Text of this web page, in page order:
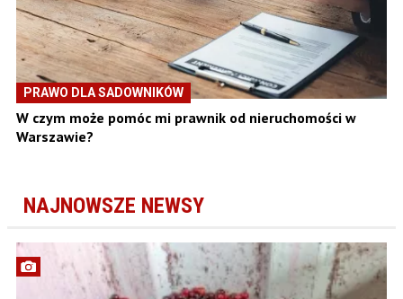
PRAWO DLA SADOWNIKÓW
W czym może pomóc mi prawnik od nieruchomości w
Warszawie?
NAJNOWSZE NEWSY